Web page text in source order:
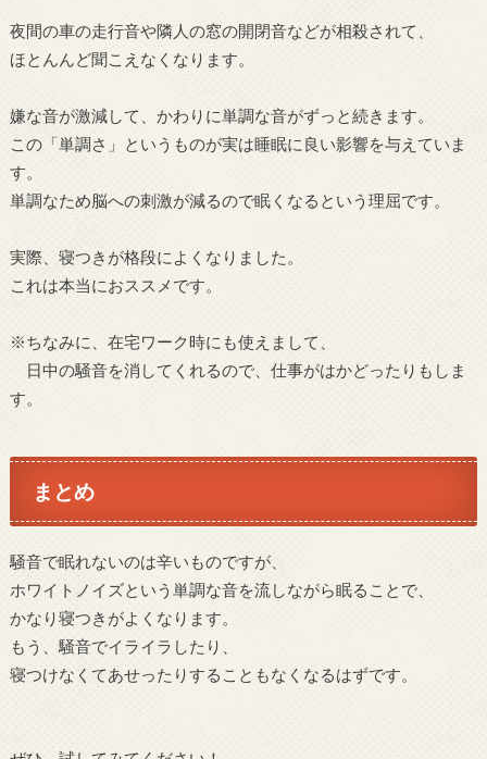
夜間の車の走行音や隣人の窓の開閉音などが相殺されて、
ほとんんど聞こえなくなります。
嫌な音が激減して、かわりに単調な音がずっと続きます。
この「単調さ」というものが実は睡眠に良い影響を与えていま
す。
単調なため脳への刺激が減るので眠くなるという理屈です。
実際、寝つきが格段によくなりました。
これは本当におススメです。
※ちなみに、在宅ワーク時にも使えまして、
日中の騒音を消してくれるので、仕事がはかどったりもしま
す。
まとめ
騒音で眠れないのは辛いものですが、
ホワイトノイズという単調な音を流しながら眠ることで、
かなり寝つきがよくなります。
もう、騒音でイライラしたり、
寝つけなくてあせったりすることもなくなるはずです。